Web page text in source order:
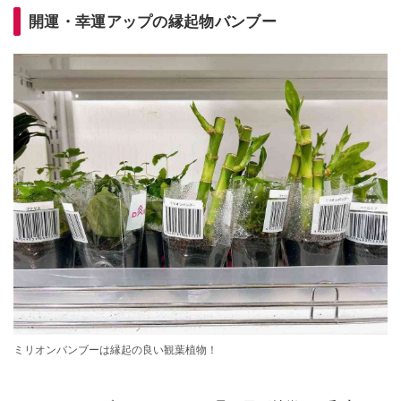
開運・幸運アップの縁起物バンブー
ミリオンバンブーは縁起の良い観葉植物！